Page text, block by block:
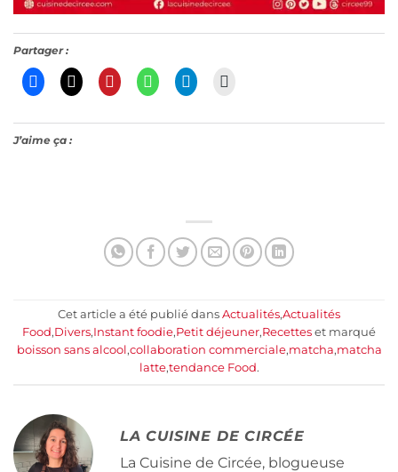
Partager :
J’aime ça :
Cet article a été publié dans Actualités,Actualités
Food,Divers,Instant foodie,Petit déjeuner,Recettes et marqué
boisson sans alcool,collaboration commerciale,matcha,matcha
latte,tendance Food.
LA CUISINE DE CIRCÉE
La Cuisine de Circée, blogueuse